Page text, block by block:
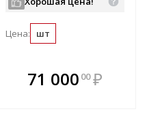
В комплекте
всегда выгоднее!
Цена: шт
71 000 00 ₽